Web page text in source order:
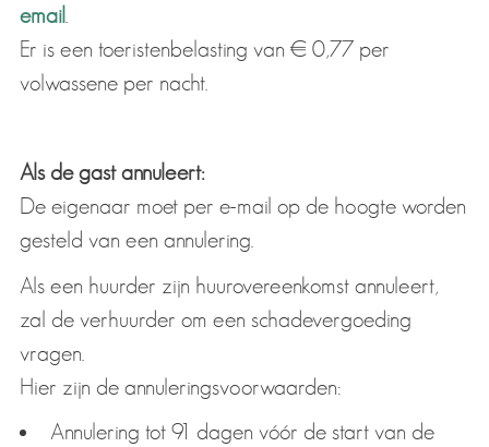
email
Er is een toeristenbelasting van € 0,77 per
volwassene per nacht.
Als de gast annuleert:
De eigenaar moet per e-mail op de hoogte worden
gesteld van een annulering.
Als een huurder zijn huurovereenkomst annuleert,
zal de verhuurder om een schadevergoeding
vragen.
Hier zijn de annuleringsvoorwaarden:
Annulering tot 91 dagen vóór de start van de